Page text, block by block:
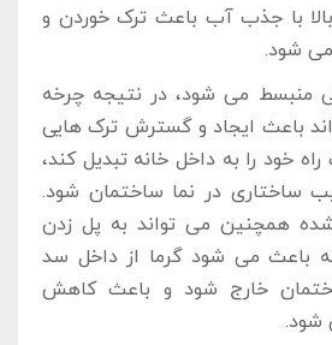
با جذب آب باعث ترک ‌خوردن و
شود.
منبسط می‌ شود، در نتیجه چرخه
باعث ایجاد و گسترش ترک‌ هایی
خود را به داخل خانه تبدیل کند،
ساختاری در نما ساختمان شود.
همچنین می ‌‌تواند به پل ‌زدن
باعث می‌ شود گرما از داخل سد
خارج شود و باعث کاهش
‌شود.